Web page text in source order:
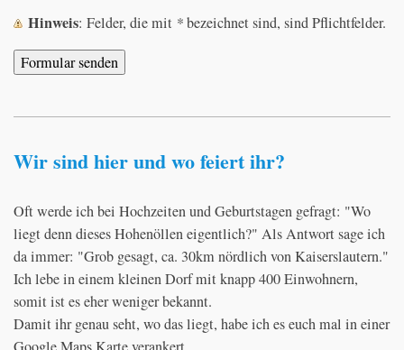
Hinweis : Felder, die mit *bezeichnet sind, sind Pflichtfelder.
Wir sind hier und wo feiert ihr?
Oft werde ich bei Hochzeiten und Geburtstagen gefragt: "Wo
liegt denn dieses Hohenöllen eigentlich?" Als Antwort sage ich
da immer: "Grob gesagt, ca. 30km nördlich von Kaiserslautern."
Ich lebe in einem kleinen Dorf mit knapp 400 Einwohnern,
somit ist es eher weniger bekannt.
Damit ihr genau seht, wo das liegt, habe ich es euch mal in einer